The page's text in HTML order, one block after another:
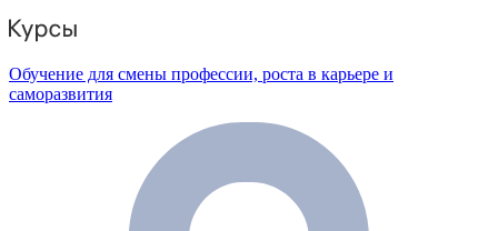
Обучение для смены профессии, роста в карьере и
саморазвития